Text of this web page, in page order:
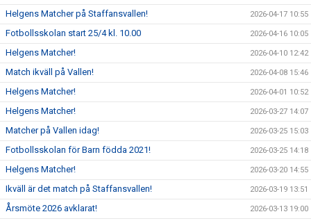
Helgens Matcher på Staffansvallen! 2026-04-17 10:55
Fotbollsskolan start 25/4 kl. 10.00 2026-04-16 10:05
Helgens Matcher! 2026-04-10 12:42
Match ikväll på Vallen! 2026-04-08 15:46
Helgens Matcher! 2026-04-01 10:52
Helgens Matcher! 2026-03-27 14:07
Matcher på Vallen idag! 2026-03-25 15:03
Fotbollsskolan för Barn födda 2021! 2026-03-25 14:18
Helgens Matcher! 2026-03-20 14:55
Ikväll är det match på Staffansvallen! 2026-03-19 13:51
Årsmöte 2026 avklarat! 2026-03-13 19:00